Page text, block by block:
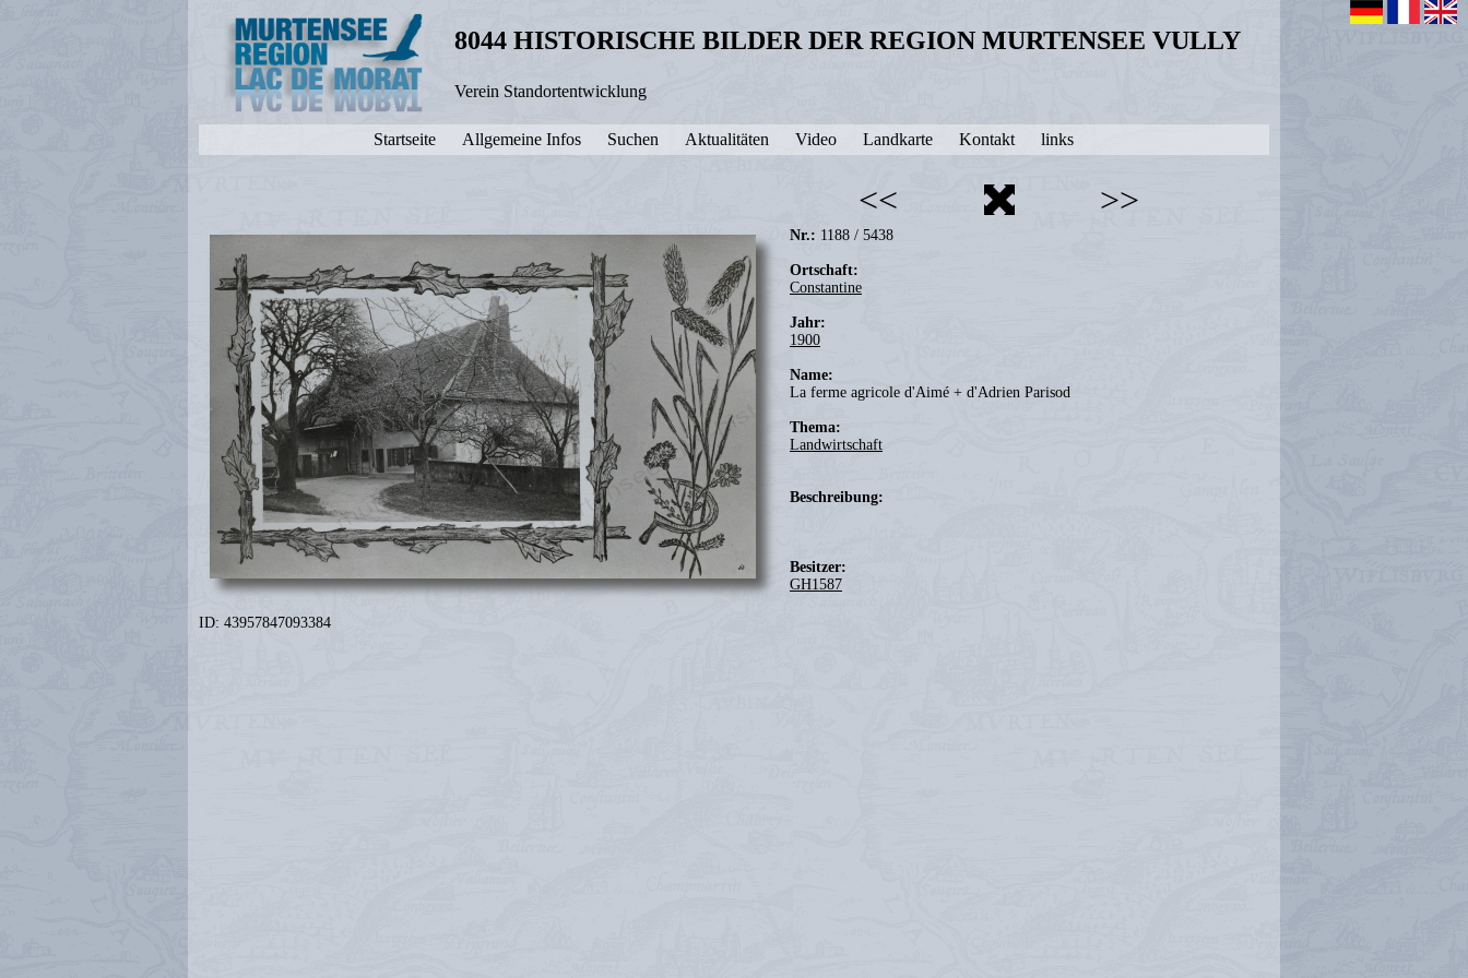
8044 HISTORISCHE BILDER DER REGION MURTENSEE VULLY
Verein Standortentwicklung
Startseite Allgemeine Infos Suchen Aktualitäten Video Landkarte Kontakt links
<< >>
Nr.: 1188 / 5438
Ortschaft:
Constantine
Jahr:
1900
Name:
La ferme agricole d'Aimé + d'Adrien Parisod
Thema:
Landwirtschaft
Beschreibung:
Besitzer:
GH1587
ID: 43957847093384